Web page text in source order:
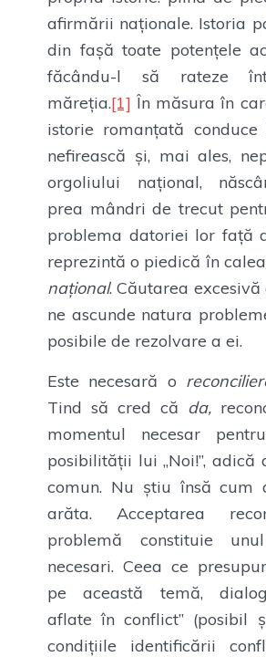
afirmării naționale. Istoria
din fașă toate potențele
făcându-l să rateze
măreția.[1] În măsura în
istorie romanțată
nefirească și, mai ales,
orgoliului național,
prea mândri de trecut
problema datoriei lor față
reprezintă o piedică în
național. Căutarea
ne ascunde natura
posibile de rezolvare a ei.
Este necesară o
Tind să cred că da,
momentul necesar
posibilității lui „Noi!”, adică
comun. Nu știu însă cum
arăta. Acceptarea
problemă constituie
necesari. Ceea ce
pe această temă,
aflate în conflict” (posibil
condițiile identificării